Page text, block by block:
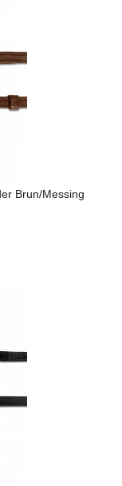
Brun/Messing